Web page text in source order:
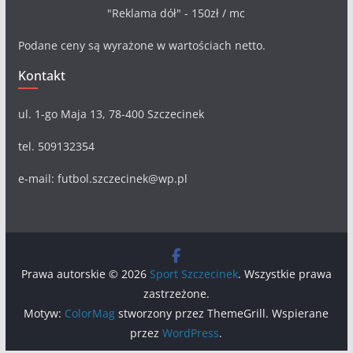
"Reklama dół" - 150zł / mc
Podane ceny są wyrażone w wartościach netto.
Kontakt
ul. 1-go Maja 13, 78-400 Szczecinek
tel. 509132354
e-mail: futbol.szczecinek@wp.pl
Prawa autorskie © 2026 Sport Szczecinek. Wszystkie prawa
zastrzeżone.
Motyw: ColorMag stworzony przez ThemeGrill. Wspierane
przezWordPress.